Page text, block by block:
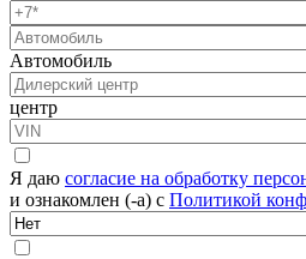
Автомобиль
центр
Я даю согласие на обработку
и ознакомлен (-а) с Политикой